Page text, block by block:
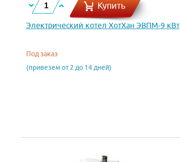
Купить
Электрический котел ХотХан ЭВПМ-9 кВт
Под заказ
(привезем от 2 до 14 дней)